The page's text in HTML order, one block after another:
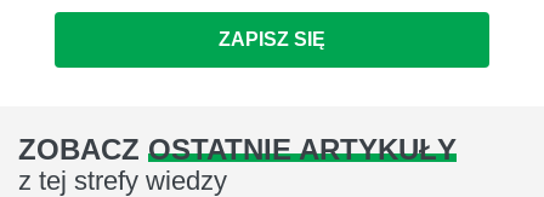
ZAPISZ SIĘ
ZOBACZ OSTATNIE ARTYKUŁY
z tej strefy wiedzy